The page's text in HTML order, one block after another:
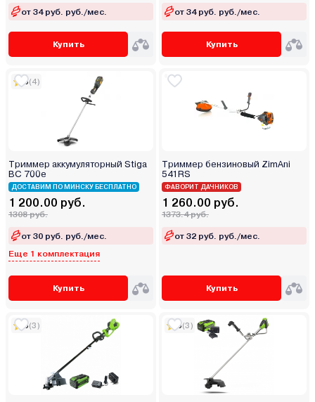
от 34 руб. руб./мес.
Купить
от 34 руб. руб./мес.
Купить
5(4)
Триммер аккумуляторный Stiga
BC 700e
ДОСТАВИМ ПО МИНСКУ БЕСПЛАТНО
1 200.00 руб.
1308 руб.
от 30 руб. руб./мес.
Еще 1 комплектация
Купить
Триммер бензиновый ZimAni
541RS
ФАВОРИТ ДАЧНИКОВ
1 260.00 руб.
1373.4 руб.
от 32 руб. руб./мес.
Купить
5(3) 5(3)